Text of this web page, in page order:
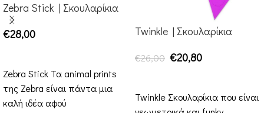
Zebra Stick | Σκουλαρίκια
€28,00
Zebra Stick Τα animal prints
της Zebra είναι πάντα μια
καλή ιδέα αφού
Twinkle | Σκουλαρίκια
€26,00 €20,80
Twinkle Σκουλαρίκια που είναι